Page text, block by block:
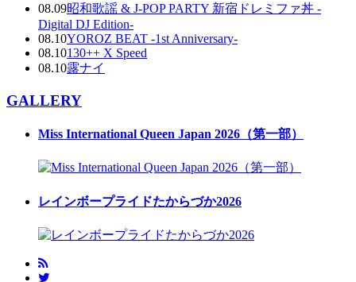
08.09昭和歌謡 & J-POP PARTY 新宿ドレミファ丼 -
Digital DJ Edition-
08.10YOROZ BEAT -1st Anniversary-
08.10130++ X Speed
08.10露ナイ
GALLERY
Miss International Queen Japan 2026（第一部）
レインボープライドたからづか2026